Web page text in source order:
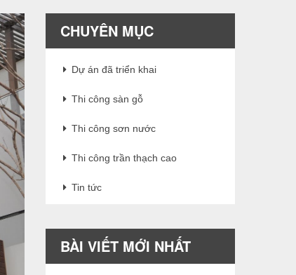
CHUYÊN MỤC
Dự án đã triển khai
Thi công sàn gỗ
Thi công sơn nước
Thi công trần thạch cao
Tin tức
BÀI VIẾT MỚI NHẤT